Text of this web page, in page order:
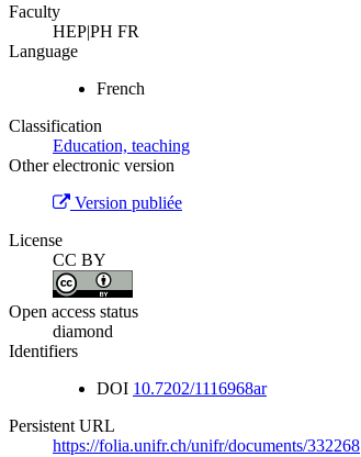
Faculty
HEP|PH FR
Language
French
Classification
Education, teaching
Other electronic version
Version publiée
License
CC BY
Open access status
diamond
Identifiers
DOI 10.7202/1116968ar
Persistent URL
https://folia.unifr.ch/unifr/documents/332268